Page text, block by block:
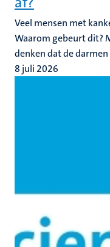
Veel mensen met
Waarom gebeurt dit?
denken dat de
8 juli 2026